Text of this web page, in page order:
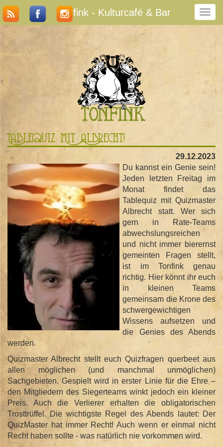
N
a
s
c
h
a
l
t
e
n
Tonfink - Kulturcafé & Bar
Tablequiz Mit Albrecht!
29.12.2023
Du kannst ein Genie sein!
Jeden letzten Freitag im
Monat findet das
Tablequiz mit Quizmaster
Albrecht statt. Wer sich
gern in Rate-Teams
abwechslungsreichen
und nicht immer bierernst
gemeinten Fragen stellt,
ist im Tonfink genau
richtig. Hier könnt ihr euch
in kleinen Teams
gemeinsam die Krone des
schwergewichtigen
Wissens aufsetzen und
die Genies des Abends
werden.
Quizmaster Albrecht stellt euch Quizfragen querbeet aus
allen möglichen (und manchmal unmöglichen)
Sachgebieten. Gespielt wird in erster Linie für die Ehre –
den Mitgliedern des Siegerteams winkt jedoch ein kleiner
Preis. Auch die Verlierer erhalten die obligatorischen
Trosttrüffel. Die wichtigste Regel des Abends lautet: Der
QuizMaster hat immer Recht! Auch wenn er einmal nicht
Recht haben sollte - was natürlich nie vorkommen wird.